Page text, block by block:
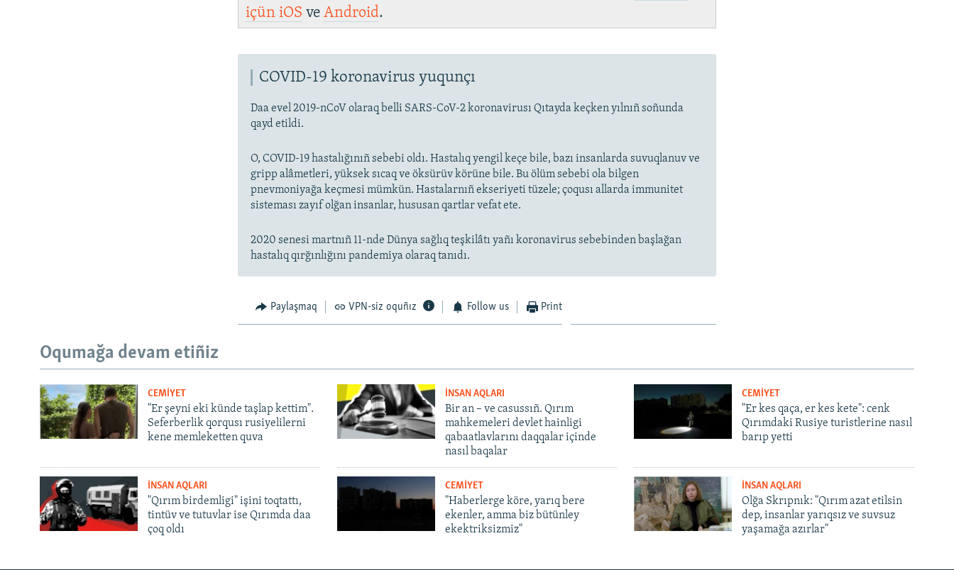
Русский
içüniOS veAndroid.
COVID-19 koronavirus yuqunçı
Daa evel 2019-nCoV olaraq belli SARS-CoV-2 koronavirusı Qıtayda keçken yılnıñ soñunda
qayd etildi.
O, COVID-19 hastalığınıñ sebebi oldı. Hastalıq yengil keçe bile, bazı insanlarda suvuqlanuv ve
gripp alâmetleri, yüksek sıcaq ve öksürüv körüne bile. Bu ölüm sebebi ola bilgen
pnevmoniyağa keçmesi mümkün. Hastalarnıñ ekseriyeti tüzele; çoqusı allarda immunitet
sisteması zayıf olğan insanlar, hususan qartlar vefat ete.
2020 senesi martnıñ 11-nde Dünya sağlıq teşkilâtı yañı koronavirus sebebinden başlağan
hastalıq qırğınlığını pandemiya olaraq tanıdı.
Paylaşmaq VPN-siz oquñız Follow us Print
Oqumağa devam etiñiz
CEMİYET
"Er şeyni eki künde taşlap kettim".
Seferberlik qorqusı rusiyelilerni
kene memleketten quva
İNSAN AQLARI
Bir an – ve casussıñ. Qırım
mahkemeleri devlet hainligi
qabaatlavlarını daqqalar içinde
nasıl baqalar
CEMİYET
"Er kes qaça, er kes kete": cenk
Qırımdaki Rusiye turistlerine nasıl
barıp yetti
İNSAN AQLARI
"Qırım birdemligi" işini toqtattı,
tintüv ve tutuvlar ise Qırımda daa
çoq oldı
CEMİYET
"Haberlerge köre, yarıq bere
ekenler, amma biz bütünley
ekektriksizmiz"
İNSAN AQLARI
Olğa Skrıpnık: "Qırım azat etilsin
dep, insanlar yarıqsız ve suvsuz
yaşamağa azırlar"